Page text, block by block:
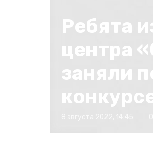
Ребята
центра
заняли